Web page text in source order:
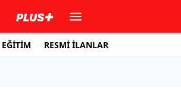
EĞİTİM RESMİ İLANLAR